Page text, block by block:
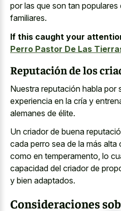
por las que son tan
familiares.
If this caught your
Perro Pastor De Las
Reputación de los
Nuestra reputación habla por
experiencia en la cría y
alemanes de élite.
Un criador de buena
cada perro sea de la más alta
como en temperamento, lo
capacidad del criador de
y bien adaptados.
Consideraciones